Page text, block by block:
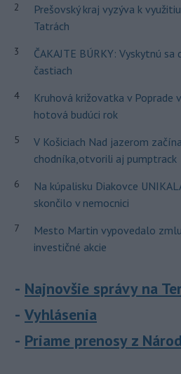
2
Prešovský kraj vyzýva k
Tatrách
3
ČAKAJTE BÚRKY: Vyskytnú
častiach
4
Kruhová križovatka v Poprade
hotová budúci rok
5
V Košiciach Nad jazerom
chodníka,otvorili aj pumptrack
6
Na kúpalisku Diakovce
skončilo v nemocnici
7
Mesto Martin vypovedalo
investičné akcie
Najnovšie správy na
Vyhlásenia
Priame prenosy z